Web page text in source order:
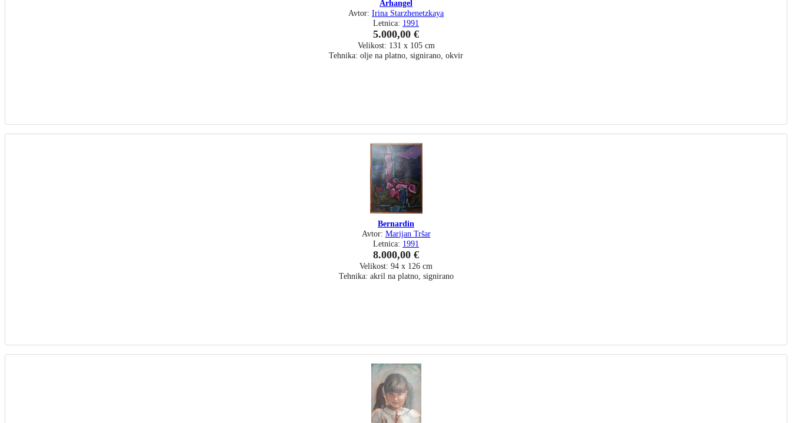
Arhangel
Avtor: Irina Starzhenetzkaya
Letnica: 1991
5.000,00 €
Velikost: 131 x 105 cm
Tehnika: olje na platno, signirano, okvir
Bernardin
Avtor: Marijan Tršar
Letnica: 1991
8.000,00 €
Velikost: 94 x 126 cm
Tehnika: akril na platno, signirano